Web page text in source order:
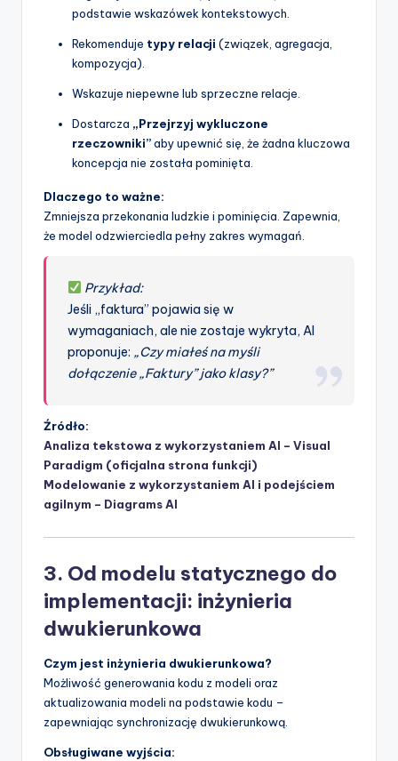
podstawie wskazówek kontekstowych.
Rekomenduje typy relacji (związek, agregacja,
kompozycja).
Wskazuje niepewne lub sprzeczne relacje.
Dostarcza „Przejrzyj wykluczone
rzeczowniki”aby upewnić się, że żadna kluczowa
koncepcja nie została pominięta.
Dlaczego to ważne:
Zmniejsza przekonania ludzkie i pominięcia. Zapewnia,
że model odzwierciedla pełny zakres wymagań.
Przykład:
Jeśli „faktura” pojawia się w
wymaganiach, ale nie zostaje wykryta, AI
proponuje: „Czy miałeś na myśli
dołączenie „Faktury” jako klasy?”
Źródło:
Analiza tekstowa z wykorzystaniem AI – Visual
Paradigm (oficjalna strona funkcji)
Modelowanie z wykorzystaniem AI i podejściem
agilnym – Diagrams AI
3. Od modelu statycznego do
implementacji: inżynieria
dwukierunkowa
Czym jest inżynieria dwukierunkowa?
Możliwość generowania kodu z modeli oraz
aktualizowania modeli na podstawie kodu –
zapewniając synchronizację dwukierunkową.
Obsługiwane wyjścia: